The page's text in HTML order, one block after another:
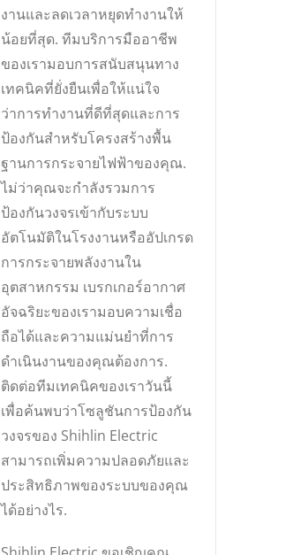
งานและลดเวลาหยุดทำงานให้
น้อยที่สุด. ทีมบริการมืออาชีพ
ของเรามอบการสนับสนุนทาง
เทคนิคที่ยั่งยืนเพื่อให้แน่ใจ
ว่าการทำงานที่ดีที่สุดและการ
ป้องกันสำหรับโครงสร้างพื้น
ฐานการกระจายไฟฟ้าของคุณ.
ไม่ว่าคุณจะกำลังรวมการ
ป้องกันวงจรเข้ากับระบบ
อัตโนมัติในโรงงานหรืออัปเกรด
การกระจายพลังงานใน
อุตสาหกรรม เบรกเกอร์อากาศ
อัจฉริยะของเรามอบความเชื่อ
ถือได้และความแม่นยำที่การ
ดำเนินงานของคุณต้องการ.
ติดต่อทีมเทคนิคของเราวันนี้
เพื่อค้นพบว่าโซลูชันการป้องกัน
วงจรของ Shihlin Electric
สามารถเพิ่มความปลอดภัยและ
ประสิทธิภาพของระบบของคุณ
ได้อย่างไร.